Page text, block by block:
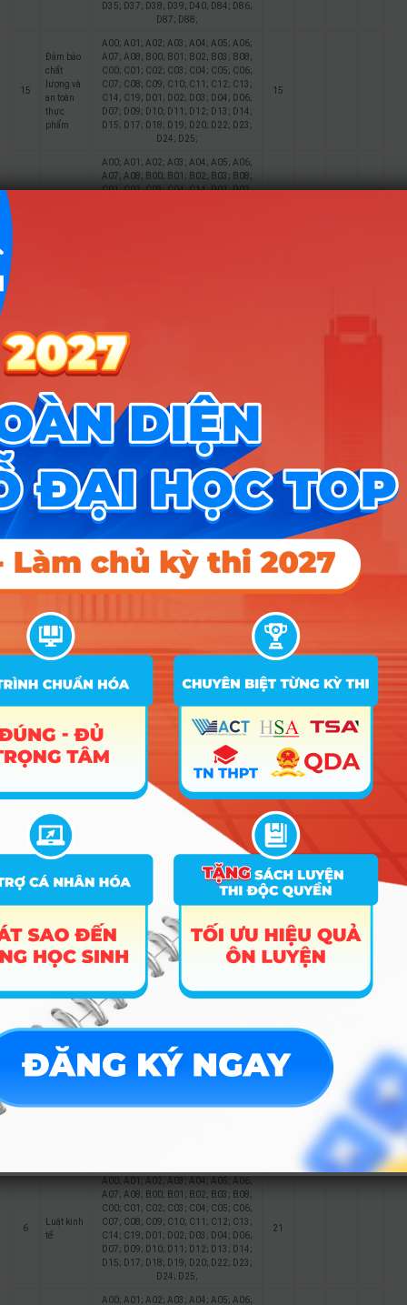
D35; D37; D38; D39; D40; D84; D86;
D87; D88;
15
Đảm bảo
chất
lượng và
an toàn
thực
phẩm
A00; A01; A02; A03; A04; A05; A06;
A07; A08; B00; B01; B02; B03; B08;
C00; C01; C02; C03; C04; C05; C06;
C07; C08; C09; C10; C11; C12; C13;
C14; C19; D01; D02; D03; D04; D06;
D07; D09; D10; D11; D12; D13; D14;
D15; D17; D18; D19; D20; D22; D23;
D24; D25;
15
A00; A01; A02; A03; A04; A05; A06;
A07; A08; B00; B01; B02; B03; B08;
C01; C02; C03; C04; C14; D01; D02;
xây dựng
D18; D19; D20; D22; D23; D24; D25;
D27; D28; D29; D30; D32; D33; D34;
D35; D37; D38; D39; D40; D84; D86;
18 Du lịch
A00; A01; A02; A03; A04; A05; A06;
A07; A08; B00; B01; B02; B03; B08;
C00; C01; C02; C03; C04; C05; C06;
C07; C08; C09; C10; C11; C12; C13;
C14; C19; D01; D02; D03; D04; D06;
D07; D09; D10; D11; D12; D13; D14;
D15; D17; D18; D19; D20; D22; D23;
D24; D25;
STT
Tên
ngành
Tổ hợp
Điểm Chuẩn
2025 2024 2023
1
Thiết kế
công
nghiệp
C07; C08; C09; C10; C11; C12; C13;
C14; C19; D01; D02; D03; D04; D06;
D07; D09; D10; D11; D12; D13; D14;
D24; D25;
18
2
Quản trị
kinh
doanh
A00; A01; A02; A03; A04; A05; A06;
A07; A08; B00; B01; B02; B03; B08;
C00; C01; C02; C03; C04; C05; C06;
C07; C08; C09; C10; C11; C12; C13;
C14; C19; D01; D02; D03; D04; D06;
D07; D09; D10; D11; D12; D13; D14;
D15; D17; D18; D19; D20; D22; D23;
D24; D25;
18
A00; A01; A02; A03; A04; A05; A06;
A07; A08; B00; B01; B02; B03; B08;
C00; C01; C02; C03; C04; C05; C06;
C07; C08; C09; C10; C11; C12; C13;
C14; C19; D01; D02; D03; D04; D06;
D07; D09; D10; D11; D12; D13; D14;
D15; D17; D18; D19; D20; D22; D23;
D24; D25;
18
4
doanh
quốc tế
A00; A01; A02; A03; A04; A05; A06;
A07; A08; B00; B01; B02; B03; B08;
C00; C01; C02; C03; C04; C05; C06;
C07; C08; C09; C10; C11; C12; C13;
C14; C19; D01; D02; D03; D04; D06;
D07; D09; D10; D11; D12; D13; D14;
D15; D17; D18; D19; D20; D22; D23;
18
5
– Ngân
A00; A01; A02; A03; A04; A05; A06;
A07; A08; B00; B01; B02; B03; B08;
C07; C08; C09; C10; C11; C12; C13;
18
6
Luật kinh
tế
A00; A01; A02; A03; A04; A05; A06;
A07; A08; B00; B01; B02; B03; B08;
C00; C01; C02; C03; C04; C05; C06;
C07; C08; C09; C10; C11; C12; C13;
C14; C19; D01; D02; D03; D04; D06;
D07; D09; D10; D11; D12; D13; D14;
D15; D17; D18; D19; D20; D22; D23;
D24; D25;
21
A00; A01; A02; A03; A04; A05; A06;